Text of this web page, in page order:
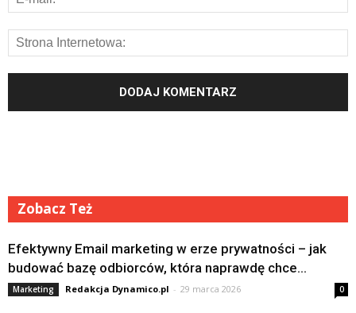
Zobacz Też
Efektywny Email marketing w erze prywatności – jak
budować bazę odbiorców, która naprawdę chce...
Marketing Redakcja Dynamico.pl - 29 marca 2026 0